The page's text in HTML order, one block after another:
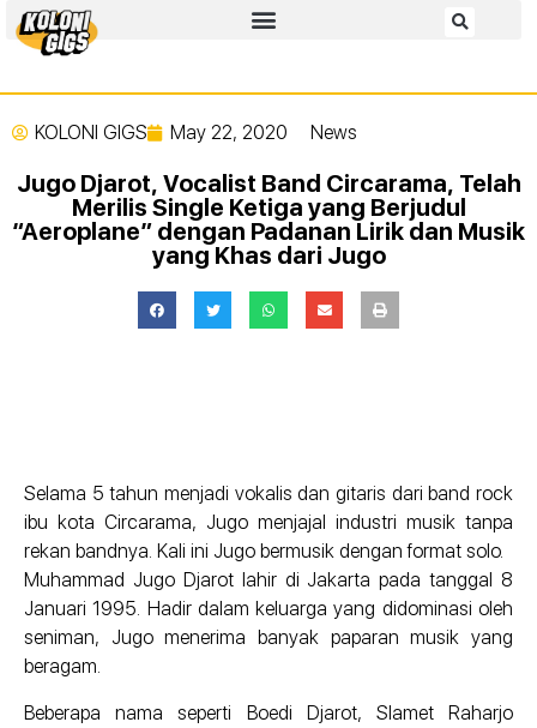
KOLONI GIGS May 22, 2020 News
Jugo Djarot, Vocalist Band Circarama, Telah
Merilis Single Ketiga yang Berjudul
“Aeroplane” dengan Padanan Lirik dan Musik
yang Khas dari Jugo
Selama 5 tahun menjadi vokalis dan gitaris dari band rock
ibu kota Circarama, Jugo menjajal industri musik tanpa
rekan bandnya. Kali ini Jugo bermusik dengan format solo.
Muhammad Jugo Djarot lahir di Jakarta pada tanggal 8
Januari 1995. Hadir dalam keluarga yang didominasi oleh
seniman, Jugo menerima banyak paparan musik yang
beragam.
Beberapa nama seperti Boedi Djarot, Slamet Raharjo